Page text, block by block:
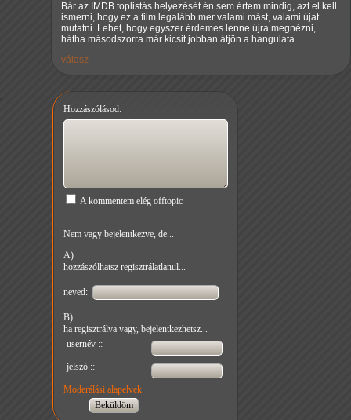
Bár az IMDB toplistás helyezését én sem értem mindig, azt el kell
ismerni, hogy ez a film legalább mer valami mást, valami újat
mutatni. Lehet, hogy egyszer érdemes lenne újra megnézni,
hátha másodszorra már kicsit jobban átjön a hangulata.
válasz
Hozzászólásod:
A kommentem elég offtopic
Nem vagy bejelentkezve, de...
A)
hozzászólhatsz regisztrálatlanul...
neved:
B)
ha regisztrálva vagy, bejelentkezhetsz...
usernév ::
jelszó ::
Moderálási alapelvek